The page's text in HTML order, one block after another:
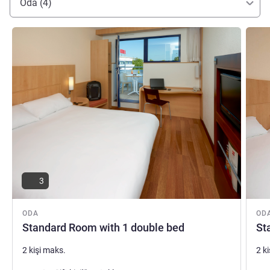
Oda (4)
ODA
Standard Room with 1 double bed
Ayrıntıları göster
3
2 kişi maks. 2